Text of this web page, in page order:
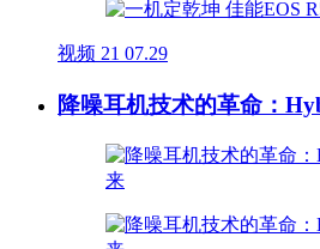
视频 21 07.29
降噪耳机技术的革命：